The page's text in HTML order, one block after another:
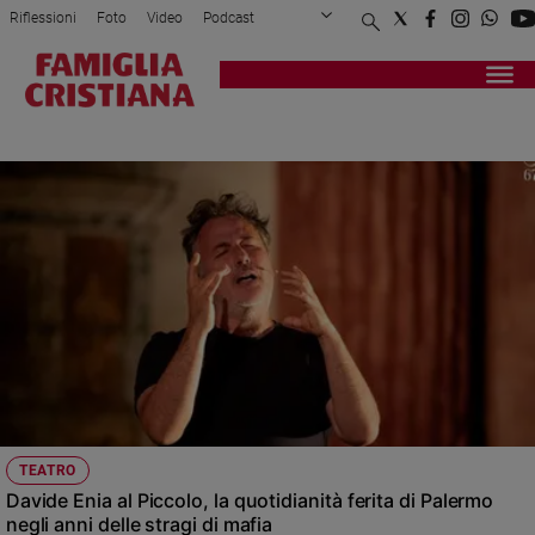
Attualità
Papa
Papa
Riflessioni Foto Video Podcast
Privacy Policy Chi siamo
Registrati Redazione
TEATRO
Davide Enia al Piccolo, la quotidianità ferita di Palermo
negli anni delle stragi di mafia